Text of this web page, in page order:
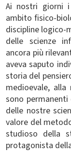
Ai nostri giorni
ambito fisico-
discipline logico-
delle scienze
ancora più
aveva saputo
storia del
medioevale,
sono permanenti
delle nostre
valore del
studioso della
protagonista